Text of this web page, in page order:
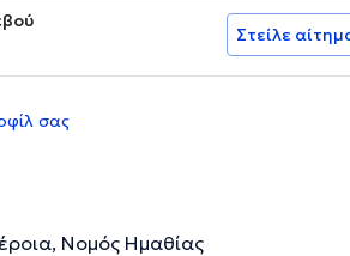
Στείλε
σας
Νομός Ημαθίας